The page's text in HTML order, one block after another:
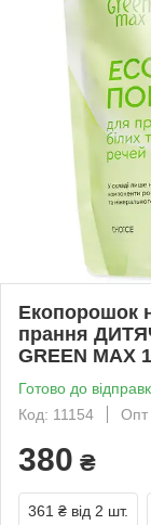
Екопорошок
прання
GREEN MAX
Готово до
Код: 11154
Опт
380 ₴
361 ₴ від 2 шт.